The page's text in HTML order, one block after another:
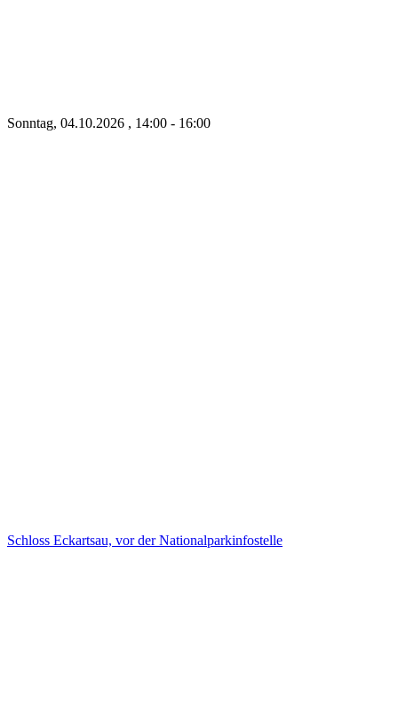
Sonntag, 04.10.2026 , 14:00 - 16:00
Schloss Eckartsau, vor der Nationalparkinfostelle